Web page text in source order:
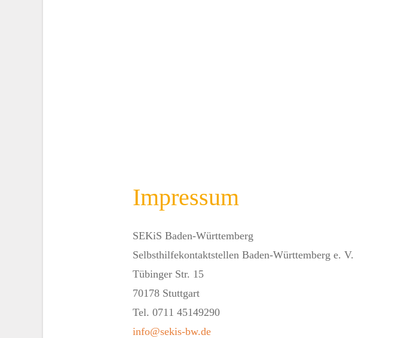
Impressum
SEKiS Baden-Württemberg
Selbsthilfekontaktstellen Baden-Württemberg e. V.
Tübinger Str. 15
70178 Stuttgart
Tel. 0711 45149290
info@sekis-bw.de